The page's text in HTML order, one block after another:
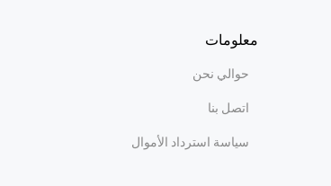
معلومات
حوالي نحن
اتصل بنا
سياسة استرداد الأموال